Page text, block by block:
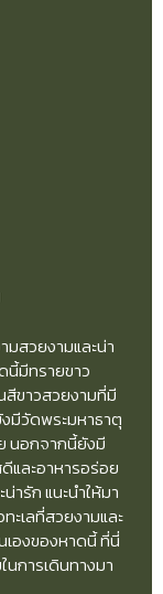
มสวยงามและน่า
นี้มีทรายขาว
สีขาวสวยงามที่มี
มีวัดพระมหาธาตุ
นอกจากนี้ยังมี
และอาหารอร่อย
ารัก แนะนำให้มา
ะเลที่สวยงามและ
เองของหาดนี้ ที่นี่
นการเดินทางมา